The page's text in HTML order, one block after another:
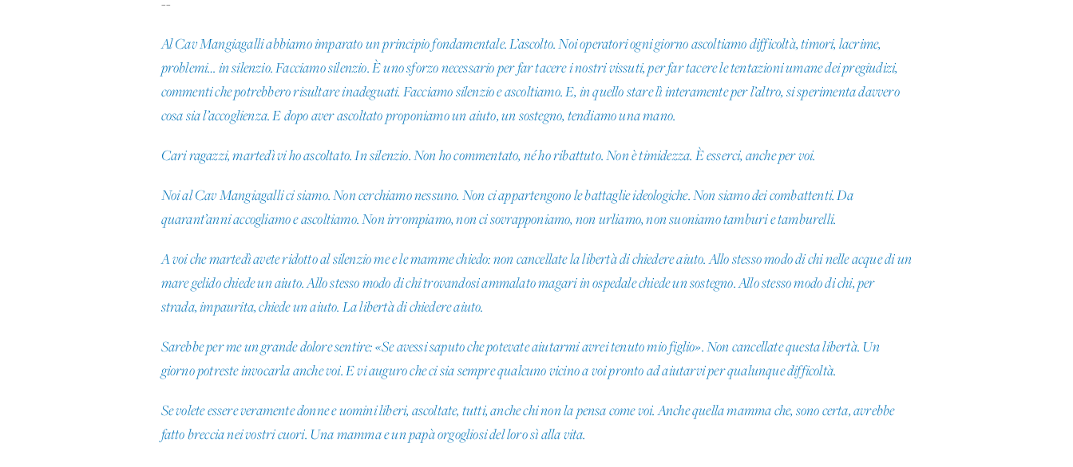
--
Al Cav Mangiagalli abbiamo imparato un principio fondamentale. L’ascolto. Noi operatori ogni giorno ascoltiamo difficoltà, timori, lacrime,
problemi… in silenzio. Facciamo silenzio. È uno sforzo necessario per far tacere i nostri vissuti, per far tacere le tentazioni umane dei pregiudizi,
commenti che potrebbero risultare inadeguati. Facciamo silenzio e ascoltiamo. E, in quello stare lì interamente per l’altro, si sperimenta davvero
cosa sia l’accoglienza. E dopo aver ascoltato proponiamo un aiuto, un sostegno, tendiamo una mano.
Cari ragazzi, martedì vi ho ascoltato. In silenzio. Non ho commentato, né ho ribattuto. Non è timidezza. È esserci, anche per voi.
Noi al Cav Mangiagalli ci siamo. Non cerchiamo nessuno. Non ci appartengono le battaglie ideologiche. Non siamo dei combattenti. Da
quarant’anni accogliamo e ascoltiamo. Non irrompiamo, non ci sovrapponiamo, non urliamo, non suoniamo tamburi e tamburelli.
A voi che martedì avete ridotto al silenzio me e le mamme chiedo: non cancellate la libertà di chiedere aiuto. Allo stesso modo di chi nelle acque di un
mare gelido chiede un aiuto. Allo stesso modo di chi trovandosi ammalato magari in ospedale chiede un sostegno. Allo stesso modo di chi, per
strada, impaurita, chiede un aiuto. La libertà di chiedere aiuto.
Sarebbe per me un grande dolore sentire: «Se avessi saputo che potevate aiutarmi avrei tenuto mio figlio». Non cancellate questa libertà. Un
giorno potreste invocarla anche voi. E vi auguro che ci sia sempre qualcuno vicino a voi pronto ad aiutarvi per qualunque difficoltà.
Se volete essere veramente donne e uomini liberi, ascoltate, tutti, anche chi non la pensa come voi. Anche quella mamma che, sono certa, avrebbe
fatto breccia nei vostri cuori. Una mamma e un papà orgogliosi del loro sì alla vita.